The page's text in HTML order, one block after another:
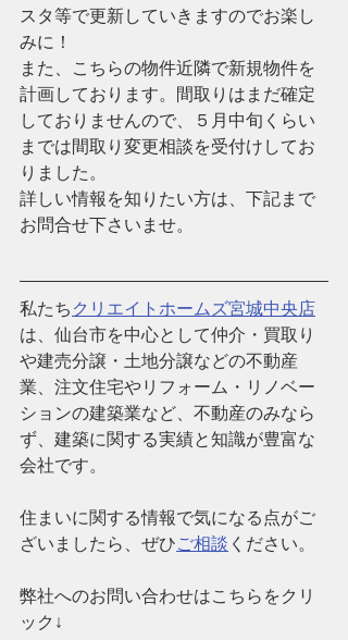
スタ等で更新していきますのでお楽し
みに！
また、こちらの物件近隣で新規物件を
計画しております。間取りはまだ確定
しておりませんので、５月中旬くらい
までは間取り変更相談を受付けしてお
りました。
詳しい情報を知りたい方は、下記まで
お問合せ下さいませ。
私たち クリエイトホームズ宮城中央店
は、仙台市を中心として仲介・買取り
や建売分譲・土地分譲などの不動産
業、注文住宅やリフォーム・リノベー
ションの建築業など、 不動産のみなら
ず、建築に関する実績と知識が豊富な
会社です。
住まいに関する情報で気になる点がご
ざいましたら、ぜひご相談 ください。
弊社へのお問い合わせはこちらをクリ
ック↓